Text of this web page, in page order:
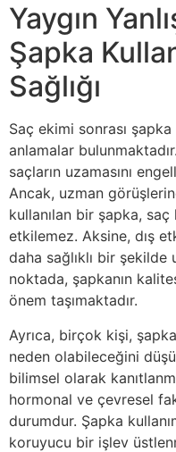
Yaygın
Şapka
Sağlığı
Saç ekimi sonrası
anlamalar
saçların uzamasını
Ancak, uzman
kullanılan bir şapka, saç
etkilemez. Aksine, dış
daha sağlıklı bir şekilde
noktada, şapkanın
önem taşımaktadır.
Ayrıca, birçok kişi,
neden olabileceğini
bilimsel olarak
hormonal ve çevresel
durumdur. Şapka
koruyucu bir işlev